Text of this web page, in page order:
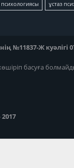
ұстаз
№11837-Ж куәлігі
басуға